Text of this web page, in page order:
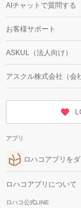
AIチャットで質問する
お客様サポート
ASKUL（法人向け）
アスクル株式会社（会
アプリ
ロハコアプリを
ロハコアプリについて
ロハコ公式LINE